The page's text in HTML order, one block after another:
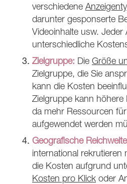
verschiedene
darunter gesponserte
Videoinhalte usw. Jeder
unterschiedliche
Zielgruppe: Die Größe
Zielgruppe, die Sie
kann die Kosten
Zielgruppe kann
da mehr Ressourcen
aufgewendet werden
Geografische
international rekrutieren
die Kosten aufgrund
Kosten pro Klick oder